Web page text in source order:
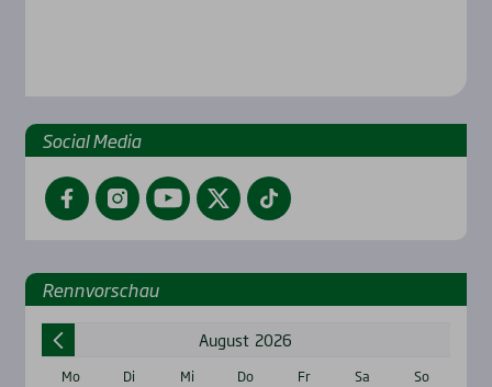
Social Media
FacebookInstagramYouTubeTwitterTikTok
Renn­vor­schau
August 2026
Mo Di Mi Do Fr Sa
So